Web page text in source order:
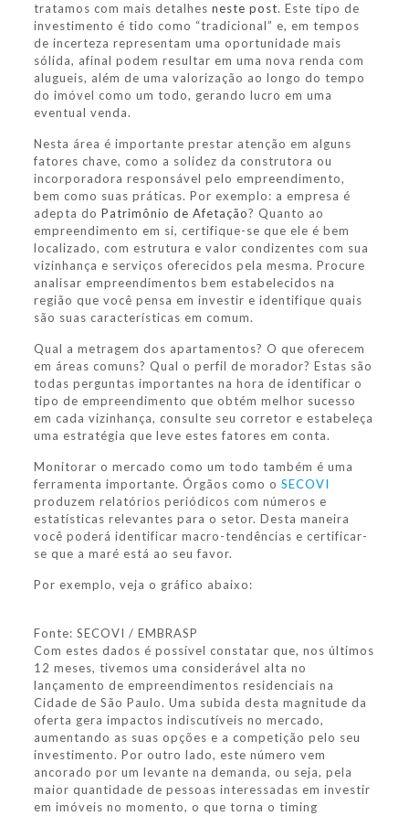
tratamos com mais detalhesneste post. Este tipo de
investimento é tido como “tradicional” e, em tempos
de incerteza representam uma oportunidade mais
sólida, afinal podem resultar em uma nova renda com
alugueis, além de uma valorização ao longo do tempo
do imóvel como um todo, gerando lucro em uma
eventual venda.
Nesta área é importante prestar atenção em alguns
fatores chave, como a solidez da construtora ou
incorporadora responsável pelo empreendimento,
bem como suas práticas. Por exemplo: a empresa é
adepta doPatrimônio de Afetação? Quanto ao
empreendimento em si, certifique-se que ele é bem
localizado, com estrutura e valor condizentes com sua
vizinhança e serviços oferecidos pela mesma. Procure
analisar empreendimentos bem estabelecidos na
região que você pensa em investir e identifique quais
são suas características em comum.
Qual a metragem dos apartamentos? O que oferecem
em áreas comuns? Qual o perfil de morador? Estas são
todas perguntas importantes na hora de identificar o
tipo de empreendimento que obtém melhor sucesso
em cada vizinhança, consulte seu corretor e estabeleça
uma estratégia que leve estes fatores em conta.
Monitorar o mercado como um todo também é uma
ferramenta importante. Órgãos como oSECOVI
produzem relatórios periódicos com números e
estatísticas relevantes para o setor. Desta maneira
você poderá identificar macro-tendências e certificar-
se que a maré está ao seu favor.
Por exemplo, veja o gráfico abaixo:
Fonte: SECOVI / EMBRASP
Com estes dados é possível constatar que, nos últimos
12 meses, tivemos uma considerável alta no
lançamento de empreendimentos residenciais na
Cidade de São Paulo. Uma subida desta magnitude da
oferta gera impactos indiscutíveis no mercado,
aumentando as suas opções e a competição pelo seu
investimento. Por outro lado, este número vem
ancorado por um levante na demanda, ou seja, pela
maior quantidade de pessoas interessadas em investir
em imóveis no momento, o que torna o timing